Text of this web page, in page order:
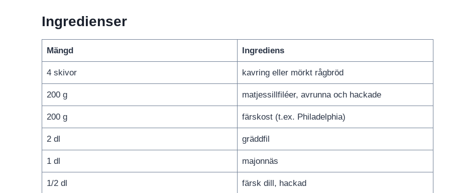
Ingredienser
Mängd Ingrediens
4 skivor kavring eller mörkt rågbröd
200 g matjessillfiléer, avrunna och hackade
200 g färskost (t.ex. Philadelphia)
2 dl gräddfil
1 dl majonnäs
1/2 dl färsk dill, hackad